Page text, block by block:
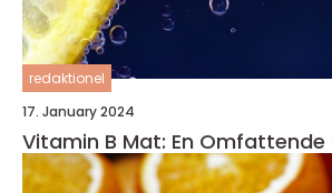
redaktionel
17. January 2024
Vitamin B Mat: En Omfattende